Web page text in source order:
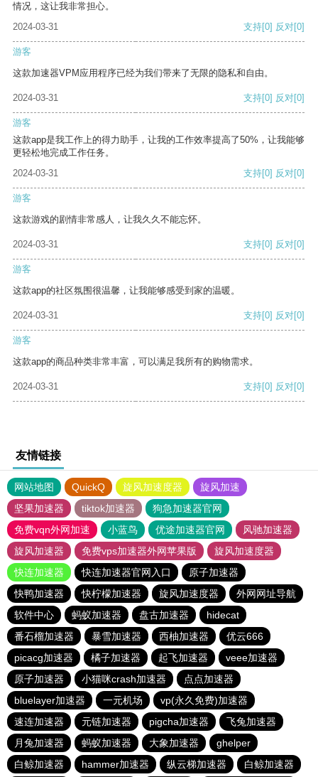
情况，这让我非常担心。
2024-03-31
支持[0] 反对[0]
游客
这款加速器VPM应用程序已经为我们带来了无限的隐私和自由。
2024-03-31 支持[0] 反对[0]
游客
这款app是我工作上的得力助手，让我的工作效率提高了50%，让我能够
更轻松地完成工作任务。
2024-03-31
支持[0] 反对[0]
游客
这款游戏的剧情非常感人，让我久久不能忘怀。
2024-03-31 支持[0] 反对[0]
游客
这款app的社区氛围很温馨，让我能够感受到家的温暖。
2024-03-31 支持[0] 反对[0]
游客
这款app的商品种类非常丰富，可以满足我所有的购物需求。
2024-03-31 支持[0] 反对[0]
友情链接
网站地图 QuickQ 旋风加速度器
旋风加速
坚果加速器
tiktok加速器
狗急加速器官网
免费vqn外网加速
小蓝鸟 优途加速器官网
风驰加速器
旋风加速器
免费vps加速器外网苹果版
旋风加速度器
快连加速器
快连加速器官网入口
原子加速器
快鸭加速器
快柠檬加速器 旋风加速度器
外网网址导航
软件中心
蚂蚁加速器 盘古加速器
hidecat
番石榴加速器
暴雪加速器 西柚加速器
优云666
picacg加速器
橘子加速器 起飞加速器
veee加速器
原子加速器
小猫咪crash加速器
点点加速器
bluelayer加速器
一元机场
vp(永久免费)加速器
速连加速器
元链加速器 pigcha加速器
飞兔加速器
月兔加速器
蚂蚁加速器 大象加速器
ghelper
白鲸加速器
hammer加速器 纵云梯加速器 白鲸加速器